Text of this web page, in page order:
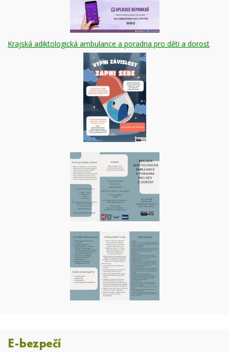
Krajská adiktologická ambulance a poradna pro děti a dorost
E-bezpečí